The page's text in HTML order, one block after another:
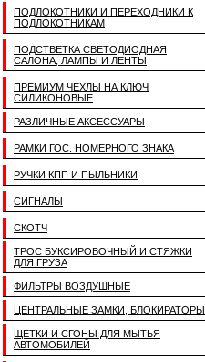
ПОДЛОКОТНИКИ И ПЕРЕХОДНИКИ К
ПОДЛОКОТНИКАМ
ПОДСТВЕТКА СВЕТОДИОДНАЯ
САЛОНА, ЛАМПЫ И ЛЕНТЫ
ПРЕМИУМ ЧЕХЛЫ НА КЛЮЧ
СИЛИКОНОВЫЕ
РАЗЛИЧНЫЕ АКСЕССУАРЫ
РАМКИ ГОС. НОМЕРНОГО ЗНАКА
РУЧКИ КПП И ПЫЛЬНИКИ
СИГНАЛЫ
СКОТЧ
ТРОС БУКСИРОВОЧНЫЙ И СТЯЖКИ
ДЛЯ ГРУЗА
ФИЛЬТРЫ ВОЗДУШНЫЕ
ЦЕНТРАЛЬНЫЕ ЗАМКИ, БЛОКИРАТОРЫ
ЩЕТКИ И СГОНЫ ДЛЯ МЫТЬЯ
АВТОМОБИЛЕЙ